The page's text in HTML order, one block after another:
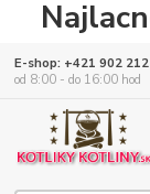
E-shop: +421 902
od 8:00 - do 16:00 hod